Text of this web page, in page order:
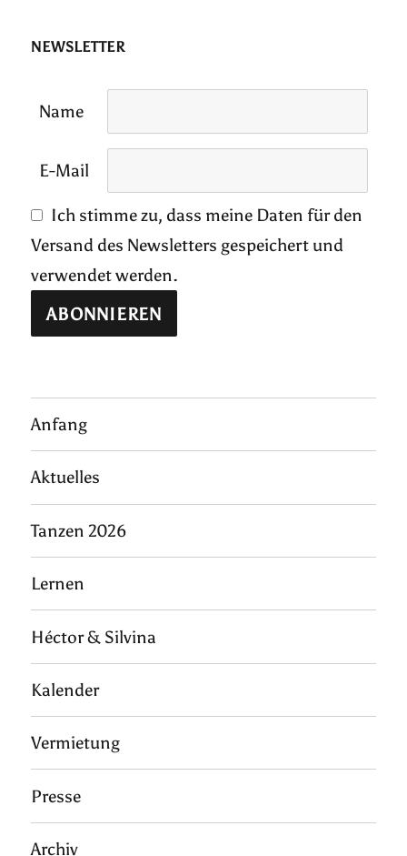
NEWSLETTER
Name
E-Mail
Ich stimme zu, dass meine Daten für den
Versand des Newsletters gespeichert und
verwendet werden.
Anfang
Aktuelles
Tanzen 2026
Lernen
Héctor & Silvina
Kalender
Vermietung
Presse
Archiv